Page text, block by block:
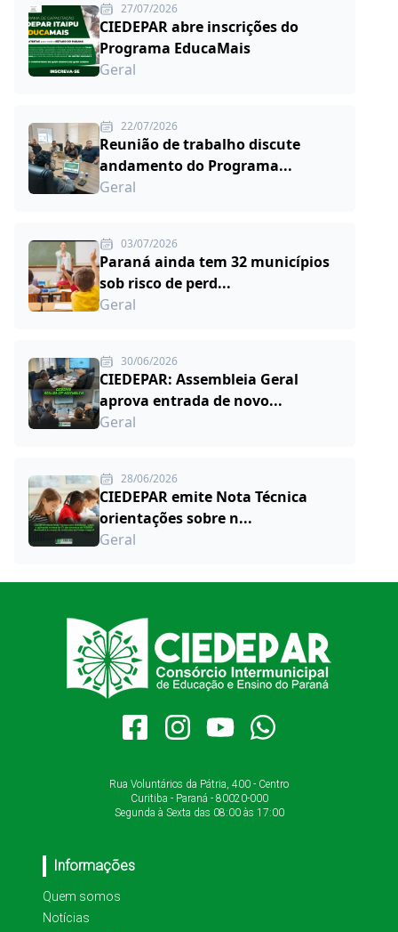
27/07/2026
CIEDEPAR abre inscrições do
Programa EducaMais
Geral
22/07/2026
Reunião de trabalho discute
andamento do Programa...
Geral
03/07/2026
Paraná ainda tem 32 municípios
sob risco de perd...
Geral
30/06/2026
CIEDEPAR: Assembleia Geral
aprova entrada de novo...
Geral
28/06/2026
CIEDEPAR emite Nota Técnica
orientações sobre n...
Geral
Rua Voluntários da Pátria, 400 - Centro
Curitiba - Paraná - 80020-000
Segunda à Sexta das 08:00 às 17:00
Informações
Quem somos
Notícias